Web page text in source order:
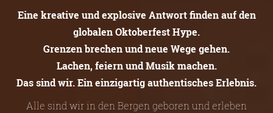
Eine kreative und explosive Antwort finden auf den
globalen Oktoberfest Hype.
Grenzen brechen und neue Wege gehen.
Lachen, feiern und Musik machen.
Das sind wir. Ein einzigartig authentisches Erlebnis.
Alle sind wir in den Bergen geboren und erleben